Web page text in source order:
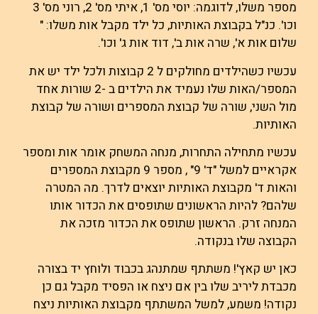
וכו'. כנ"ל בקבוצת האותיות, כל ילד מקבל אות משלו: "
שלום אות א', שרה אות ב', דוד אות ג' וכו'.
עכשיו כשהילדים מחולקים ל 2 קבוצות ולכל ילד יש את
המספר/האות שלו נעמיד את הילדים ב -2 שורות אחד
מול השני, שורה של קבוצת המספרים ושורה של קבוצת
האותיות.
עכשיו מתחילה התחרות, מנחה המשחק אומר אות ומספר
אקראיים למשל "ד' 9" , מספר 9 מקבוצת המספרים
והאות ד' מקבוצת האותיות יוצאים לדרך. מה המטרה
שלהם? להיות הראשונים שתופסים את הכדור אותו
המנחה זרק. הראשון שתופס את הכדור מזכה את
הקבוצה שלו בנקודה.
כאן יש קאץ'! משתתף שמתנהג בכבוד ולוחץ יד בצורה
מכבדת ליריב שלו בין אם ניצח או הפסיד מקבל גם כן
נקודה! משמע, למשל המשתתף מקבוצת האותיות ניצח